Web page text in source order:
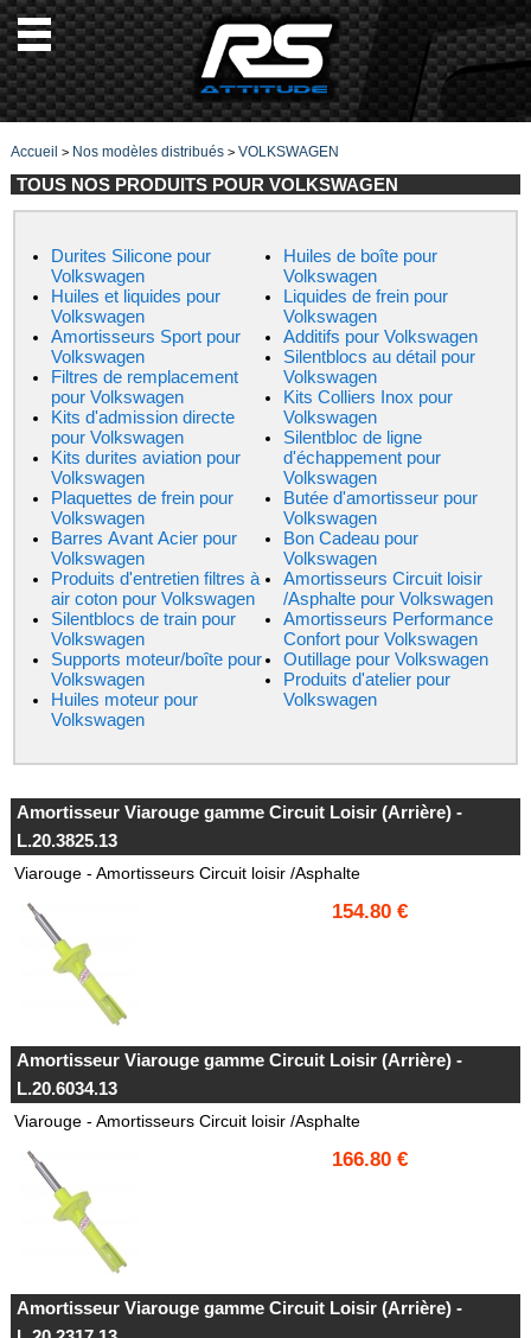
Accueil > Nos modèles distribués> VOLKSWAGEN
TOUS NOS PRODUITS POUR VOLKSWAGEN
Durites Silicone pour
Volkswagen
Huiles et liquides pour
Volkswagen
Amortisseurs Sport pour
Volkswagen
Filtres de remplacement
pour Volkswagen
Kits d'admission directe
pour Volkswagen
Kits durites aviation pour
Volkswagen
Plaquettes de frein pour
Volkswagen
Barres Avant Acier pour
Volkswagen
Produits d'entretien filtres à
air coton pour Volkswagen
Silentblocs de train pour
Volkswagen
Supports moteur/boîte pour
Volkswagen
Huiles moteur pour
Volkswagen
Huiles de boîte pour
Volkswagen
Liquides de frein pour
Volkswagen
Additifs pour Volkswagen
Silentblocs au détail pour
Volkswagen
Kits Colliers Inox pour
Volkswagen
Silentbloc de ligne
d'échappement pour
Volkswagen
Butée d'amortisseur pour
Volkswagen
Bon Cadeau pour
Volkswagen
Amortisseurs Circuit loisir
/Asphalte pour Volkswagen
Amortisseurs Performance
Confort pour Volkswagen
Outillage pour Volkswagen
Produits d'atelier pour
Volkswagen
Amortisseur Viarouge gamme Circuit Loisir (Arrière) -
L.20.3825.13
Viarouge - Amortisseurs Circuit loisir /Asphalte
154.80 €
Amortisseur Viarouge gamme Circuit Loisir (Arrière) -
L.20.6034.13
Viarouge - Amortisseurs Circuit loisir /Asphalte
166.80 €
Amortisseur Viarouge gamme Circuit Loisir (Arrière) -